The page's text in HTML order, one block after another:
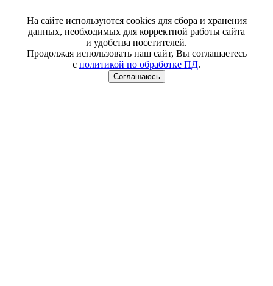
На сайте используются cookies для сбора и хранения
данных, необходимых для корректной работы сайта
и удобства посетителей.
Продолжая использовать наш сайт, Вы соглашаетесь
с политикой по обработке ПД.
Соглашаюсь